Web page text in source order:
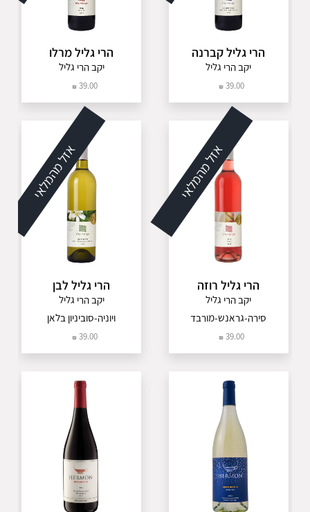
הרי גליל קברנה
יקב הרי גליל
39.00
הרי גליל מרלו
יקב הרי גליל
39.00
אזל מהמלאי
הרי גליל רוזה
יקב הרי גליל
סירה-גראנש-מורבד
39.00
אזל מהמלאי
הרי גליל לבן
יקב הרי גליל
ויוניה-סוביניון בלאן
39.00